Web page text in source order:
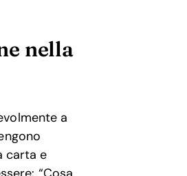
nella
a
carta e